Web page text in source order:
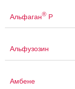
Альфаган® Р
Альфузозин
Амбене